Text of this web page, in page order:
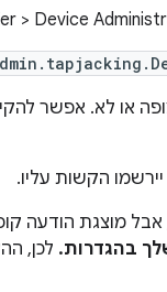
או לא. אפשר
הקשות עליו.
אבל מוצגת הודעה
בהגדרות. לכן,